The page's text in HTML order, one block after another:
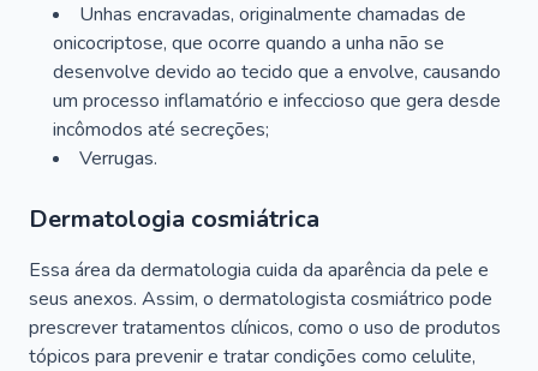
Unhas encravadas, originalmente chamadas de
onicocriptose, que ocorre quando a unha não se
desenvolve devido ao tecido que a envolve, causando
um processo inflamatório e infeccioso que gera desde
incômodos até secreções;
Verrugas.
Dermatologia cosmiátrica
Essa área da dermatologia cuida da aparência da pele e
seus anexos. Assim, o dermatologista cosmiátrico pode
prescrever tratamentos clínicos, como o uso de produtos
tópicos para prevenir e tratar condições como celulite,